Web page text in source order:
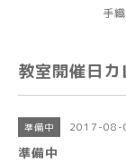
手
教室開催日カ
準備中 2017-08-
準備中